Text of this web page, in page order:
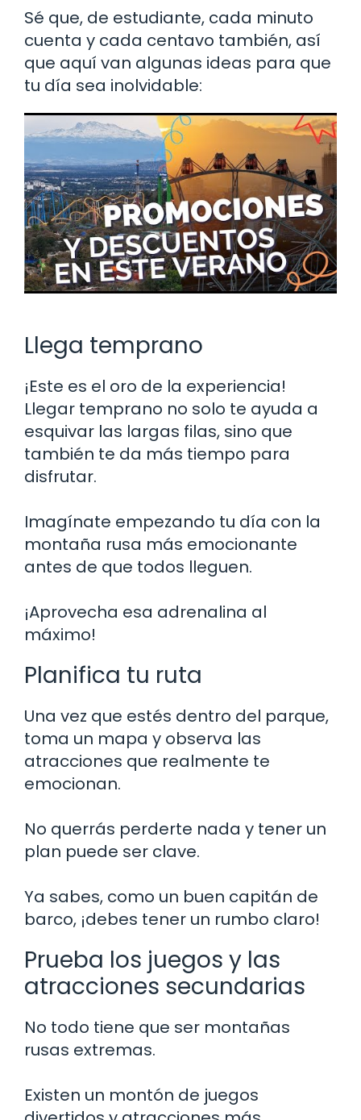
Sé que, de estudiante, cada minuto
cuenta y cada centavo también, así
que aquí van algunas ideas para que
tu día sea inolvidable:
Llega temprano
¡Este es el oro de la experiencia!
Llegar temprano no solo te ayuda a
esquivar las largas filas, sino que
también te da más tiempo para
disfrutar.
Imagínate empezando tu día con la
montaña rusa más emocionante
antes de que todos lleguen.
¡Aprovecha esa adrenalina al
máximo!
Planifica tu ruta
Una vez que estés dentro del parque,
toma un mapa y observa las
atracciones que realmente te
emocionan.
No querrás perderte nada y tener un
plan puede ser clave.
Ya sabes, como un buen capitán de
barco, ¡debes tener un rumbo claro!
Prueba los juegos y las
atracciones secundarias
No todo tiene que ser montañas
rusas extremas.
Existen un montón de juegos